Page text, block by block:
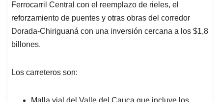
Ferrocarril Central con el reemplazo de rieles, el
reforzamiento de puentes y otras obras del corredor
Dorada-Chiriguaná con una inversión cercana a los $1,8
billones.
Los carreteros son: